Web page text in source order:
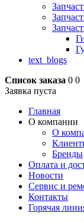
text_blogs
Список заказа 0 0
Заявка пуста
Главная
О компании
О
Бренды
Оплата и
Новости
Сервис и
Контакты
Горячая